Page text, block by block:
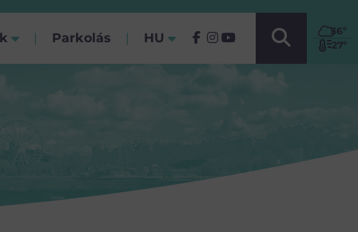
Parkolás
(Jelenlegi)
HU
VÁLASSZ NYELVET! 36º
27º